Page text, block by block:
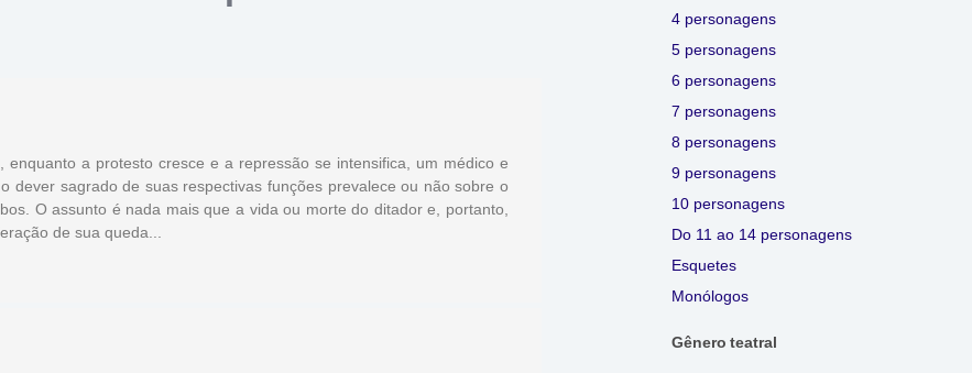
a protesto cresce e a repressão se intensifica, um médico e
dever sagrado de suas respectivas funções prevalece ou não sobre o
O assunto é nada mais que a vida ou morte do ditador e, portanto,
de sua queda...
4 personagens
5 personagens
6 personagens
7 personagens
8 personagens
9 personagens
10 personagens
Do 11 ao 14 personagens
Esquetes
Monólogos
Gênero teatral